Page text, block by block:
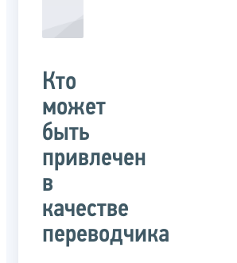
Кто
может
быть
привлечен
в
качестве
переводчика